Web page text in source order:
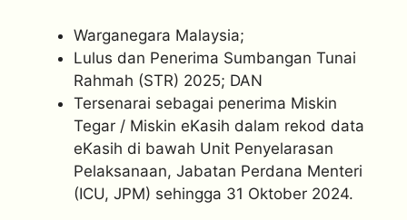
Warganegara Malaysia;
Lulus dan Penerima Sumbangan Tunai
Rahmah (STR) 2025; DAN
Tersenarai sebagai penerima Miskin
Tegar / Miskin eKasih dalam rekod data
eKasih di bawah Unit Penyelarasan
Pelaksanaan, Jabatan Perdana Menteri
(ICU, JPM) sehingga 31 Oktober 2024.